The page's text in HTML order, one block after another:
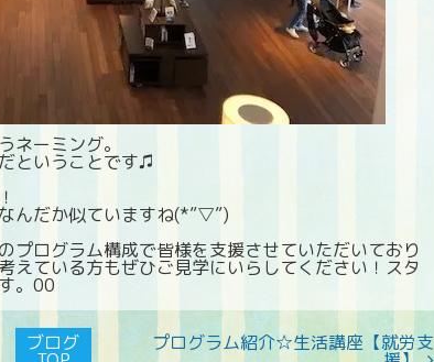
ネーミング。
ということです♫
んだか似ていますね(*”▽”)
プログラム構成で皆様を支援させていただいており
えている方もぜひご見学にいらしてください！スタ
。00
ブログ プログラム紹介☆生活講座【就労支